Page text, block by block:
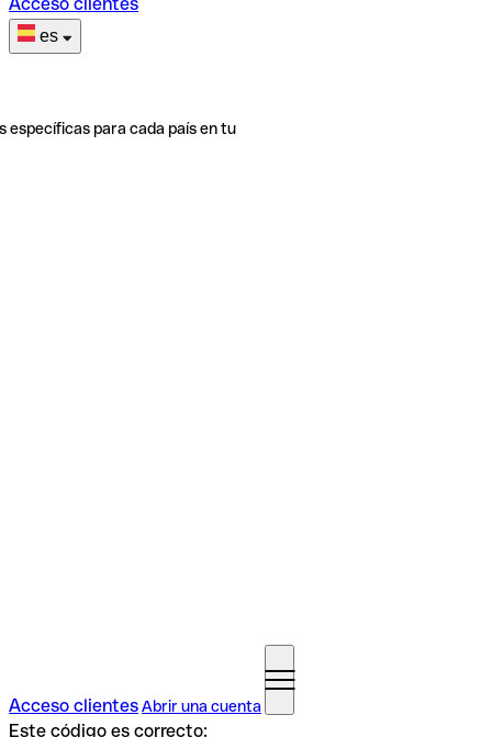
es
específicas para cada país en tu
Acceso clientesAbrir una cuenta
Este código es correcto: